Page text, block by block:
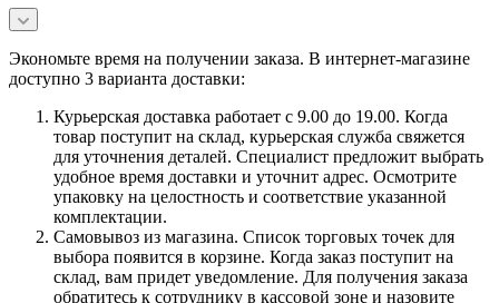
Экономьте время на получении заказа. В интернет-магазине
доступно 3 варианта доставки:
Курьерская доставка работает с 9.00 до 19.00. Когда
товар поступит на склад, курьерская служба свяжется
для уточнения деталей. Специалист предложит выбрать
удобное время доставки и уточнит адрес. Осмотрите
упаковку на целостность и соответствие указанной
комплектации.
Самовывоз из магазина. Список торговых точек для
выбора появится в корзине. Когда заказ поступит на
склад, вам придет уведомление. Для получения заказа
обратитесь к сотруднику в кассовой зоне и назовите